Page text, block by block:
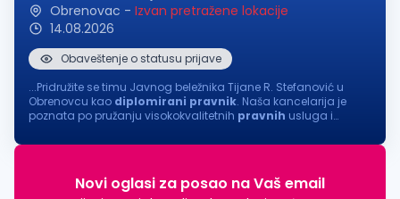
Obrenovac - Izvan pretražene lokacije
14.08.2026
Obaveštenje o statusu prijave
...Pridružite se timu Javnog beležnika Tijane R. Stefanović u
Obrenovcu kao diplomirani pravnik. Naša kancelarija je
poznata po pružanju visokokvalitetnih pravnih usluga i
osobu koja će doprineti...
Novi oglasi za posao na Vaš email